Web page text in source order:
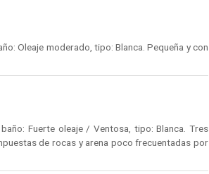
Oleaje moderado, tipo: Blanca. Pequeña y con
Fuerte oleaje / Ventosa, tipo: Blanca. Tres
de rocas y arena poco frecuentadas por